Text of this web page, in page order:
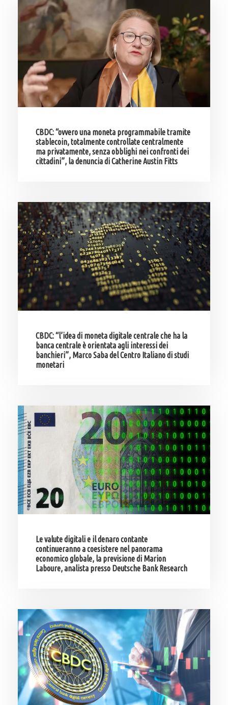
CBDC: “ovvero una moneta programmabile tramite
stablecoin, totalmente controllate centralmente
ma privatamente, senza obblighi nei confronti dei
cittadini”, la denuncia di Catherine Austin Fitts
CBDC: “l’idea di moneta digitale centrale che ha la
banca centrale è orientata agli interessi dei
banchieri”, Marco Saba del Centro Italiano di studi
monetari
Le valute digitali e il denaro contante
continueranno a coesistere nel panorama
economico globale, la previsione di Marion
Laboure, analista presso Deutsche Bank Research